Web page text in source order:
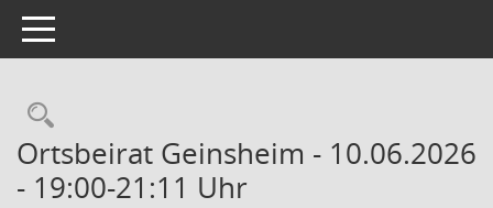
Toggle navigation
Rechercheauswahl
Ortsbeirat Geinsheim - 10.06.2026
- 19:00-21:11 Uhr